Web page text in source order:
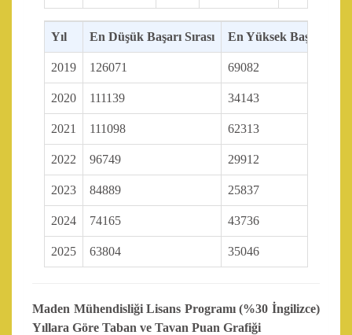
Yıl En Düşük Başarı Sırası En Yüksek Başarı
2019 126071 69082
2020 111139 34143
2021 111098 62313
2022 96749 29912
2023 84889 25837
2024 74165 43736
2025 63804 35046
Maden Mühendisliği Lisans Programı (%30 İngilizce)
Yıllara Göre Taban ve Tavan Puan Grafiği